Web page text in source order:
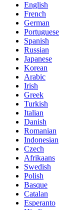
English
French
German
Portuguese
Spanish
Russian
Japanese
Korean
Arabic
Irish
Greek
Turkish
Italian
Danish
Romanian
Indonesian
Czech
Afrikaans
Swedish
Polish
Basque
Catalan
Esperanto